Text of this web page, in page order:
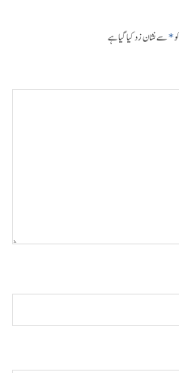
*سے نشان زد کیا گیا ہے